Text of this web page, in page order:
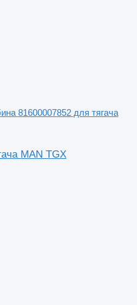
81600007852 для тягача
MAN TGX